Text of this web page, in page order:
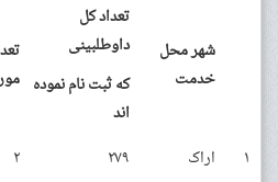
شهر محل
خدمت
تعداد کل
داوطلبینی
که ثبت نام نموده
اند
۱
اراک ۲۷۹ ۲